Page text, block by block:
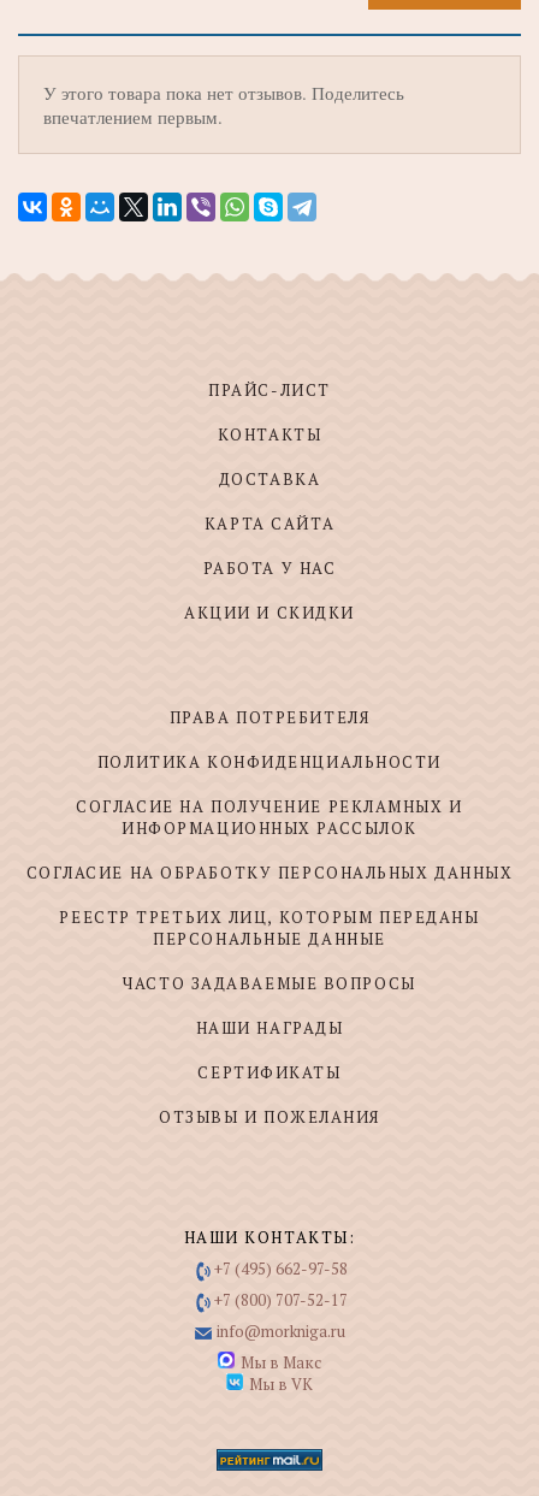
У этого товара пока нет отзывов. Поделитесь
впечатлением первым.
ПРАЙС-ЛИСТ
КОНТАКТЫ
ДОСТАВКА
КАРТА САЙТА
РАБОТА У НАС
АКЦИИ И СКИДКИ
ПРАВА ПОТРЕБИТЕЛЯ
ПОЛИТИКА КОНФИДЕНЦИАЛЬНОСТИ
СОГЛАСИЕ НА ПОЛУЧЕНИЕ РЕКЛАМНЫХ И
ИНФОРМАЦИОННЫХ РАССЫЛОК
СОГЛАСИЕ НА ОБРАБОТКУ ПЕРСОНАЛЬНЫХ ДАННЫХ
РЕЕСТР ТРЕТЬИХ ЛИЦ, КОТОРЫМ ПЕРЕДАНЫ
ПЕРСОНАЛЬНЫЕ ДАННЫЕ
ЧАСТО ЗАДАВАЕМЫЕ ВОПРОСЫ
НАШИ НАГРАДЫ
СЕРТИФИКАТЫ
ОТЗЫВЫ И ПОЖЕЛАНИЯ
НАШИ КОНТАКТЫ:
+7 (495) 662-97-58
+7 (800) 707-52-17
info@morkniga.ru
Мы в Макс
Мы в VK